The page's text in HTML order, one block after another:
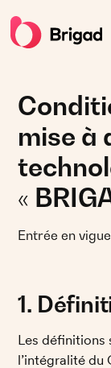
mise à
«
Entrée en
1.
Les définitions